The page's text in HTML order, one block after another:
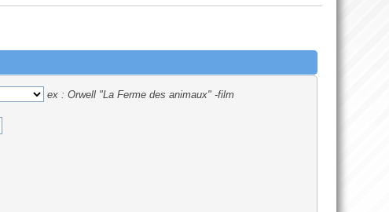
ex : Orwell "La Ferme des animaux" -film